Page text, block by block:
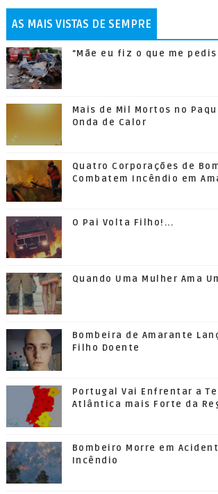
AS MAIS VISTAS DE SEMPRE
"Mãe eu fiz o que me
Mais de Mil Mortos no
Onda de Calor
Quatro Corporações de
Combatem Incêndio em
O Pai Volta Filho!...
Quando Uma Mulher Ama
Bombeira de Amarante
Filho Doente
Portugal Vai Enfrentar a
Atlântica mais Forte da
Bombeiro Morre em
Incêndio